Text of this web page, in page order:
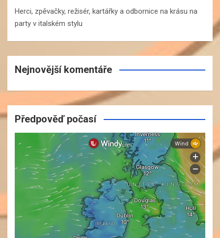
Herci, zpěvačky, režisér, kartářky a odbornice na krásu na
party v italském stylu
Nejnovější komentáře
Předpověď počasí